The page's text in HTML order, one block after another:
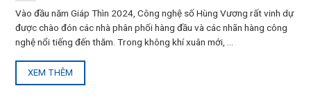
Vào đầu năm Giáp Thìn 2024, Công nghệ số Hùng Vương rất vinh dự
được chào đón các nhà phân phối hàng đầu và các nhãn hàng công
nghệ nổi tiếng đến thăm. Trong không khí xuân mới, ...
XEM THÊM